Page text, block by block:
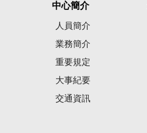
中心簡介
人員簡介
業務簡介
重要規定
大事紀要
交通資訊